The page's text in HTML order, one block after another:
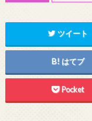
ツイート
はてブ
Pocket